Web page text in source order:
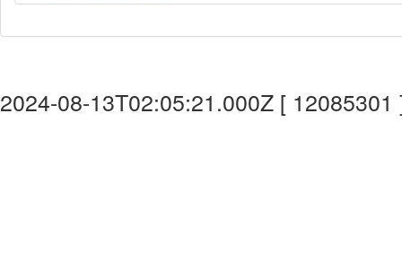
2024-08-13T02:05:21.000Z [ 12085301